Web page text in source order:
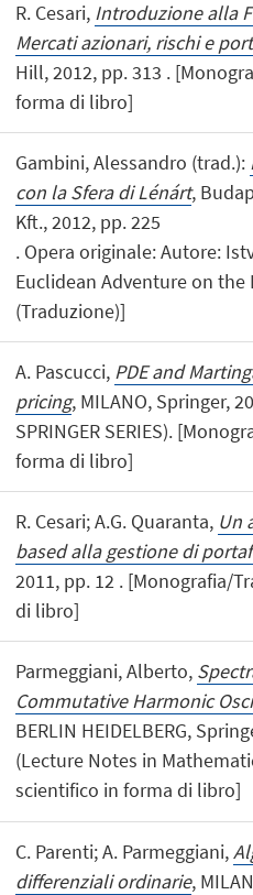
R. Cesari, Introduzione alla
Mercati azionari, rischi e
Hill, 2012, pp. 313 .
forma di libro]
Gambini, Alessandro (trad.):
con la Sfera di Lénárt,
Kft., 2012, pp. 225
. Opera originale: Autore:
Euclidean Adventure on the
(Traduzione)]
A. Pascucci, PDE and
pricing, MILANO, Springer,
SPRINGER SERIES).
forma di libro]
R. Cesari; A.G. Quaranta, Un
based alla gestione di
2011, pp. 12 . [Monografia/
di libro]
Parmeggiani, Alberto,
Commutative Harmonic
BERLIN HEIDELBERG,
(Lecture Notes in
scientifico in forma di libro]
C. Parenti; A. Parmeggiani,
differenziali ordinarie,